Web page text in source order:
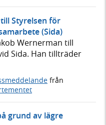
Styrelsen för
(Sida)
Wernerman till
Sida. Han tillträder
från
grund av lägre